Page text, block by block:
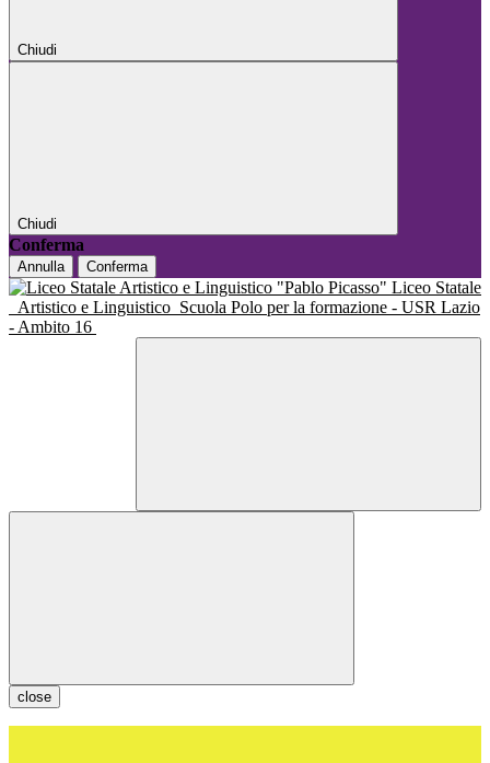
Chiudi
Chiudi
Conferma
Annulla Conferma
Liceo Statale
Artistico e Linguistico Scuola Polo per la formazione - USR Lazio
- Ambito 16
close